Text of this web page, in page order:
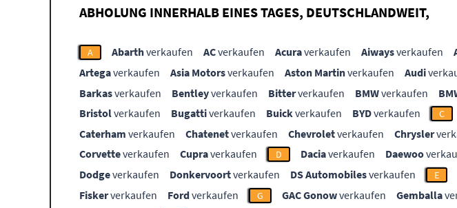
ABHOLUNG INNERHALB EINES TAGES, DEUTSCHLANDWEIT,
A Abarthverkaufen ACverkaufen Acuraverkaufen Aiwaysverkaufen
Artegaverkaufen Asia Motorsverkaufen Aston Martinverkaufen Audi
Barkasverkaufen Bentleyverkaufen Bitterverkaufen BMWverkaufen
Bristolverkaufen Bugattiverkaufen Buickverkaufen BYDverkaufen C
Caterham verkaufen Chatenetverkaufen Chevroletverkaufen Chrysler
Corvetteverkaufen Cupraverkaufen D Daciaverkaufen Daewoo
Dodgeverkaufen Donkervoortverkaufen DS Automobilesverkaufen E
Fiskerverkaufen Fordverkaufen G GAC Gonowverkaufen Gemballa